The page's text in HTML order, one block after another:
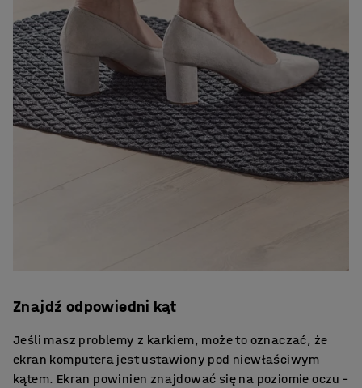
Znajdź odpowiedni kąt
Jeśli masz problemy z karkiem, może to oznaczać, że
ekran komputera jest ustawiony pod niewłaściwym
kątem. Ekran powinien znajdować się na poziomie oczu –